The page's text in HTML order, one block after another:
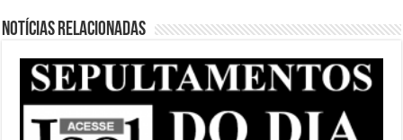
Notícias relacionadas